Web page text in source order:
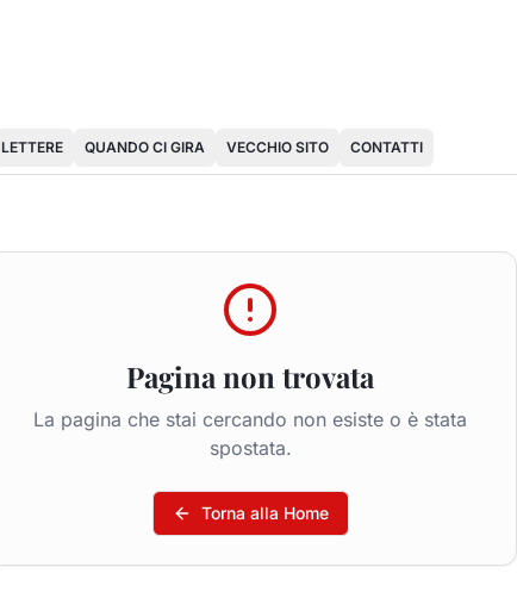
LETTERE QUANDO CI GIRA VECCHIO SITO CONTATTI
Pagina non trovata
La pagina che stai cercando non esiste o è stata
spostata.
Torna alla Home